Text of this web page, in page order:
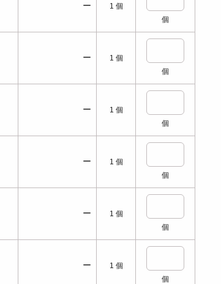
ー 1 個
個
ー 1 個
個
ー 1 個
個
ー 1 個
個
ー 1 個
個
ー 1 個
個